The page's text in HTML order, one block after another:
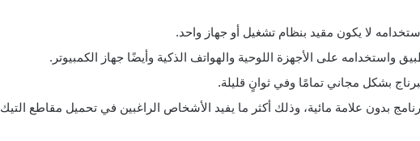
استخدامه لا يكون مقيد بنظام تشغيل أو جهاز واحد.
واستخدامه على الأجهزة اللوحية والهواتف الذكية وأيضًا جهاز الكمبيوتر.
بشكل مجاني تمامًا وفي ثوانٍ قليلة.
بدون علامة مائية، وذلك أكثر ما يفيد الأشخاص الراغبين في تحميل مقاطع التيك